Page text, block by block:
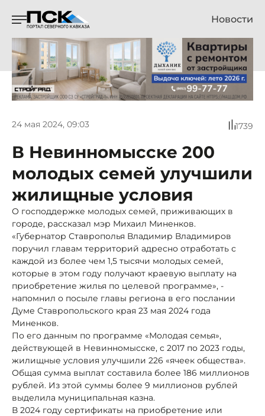
Новости
24 мая 2024, 09:03 1739
В Невинномысске 200
молодых семей улучшили
жилищные условия
О господдержке молодых семей, приживающих в
городе, рассказал мэр Михаил Миненков.
«Губернатор Ставрополья Владимир Владимиров
поручил главам территорий адресно отработать с
каждой из более чем 1,5 тысячи молодых семей,
которые в этом году получают краевую выплату на
приобретение жилья по целевой программе», -
напомнил о посыле главы региона в его послании
Думе Ставропольского края 23 мая 2024 года
Миненков.
По его данным по программе «Молодая семья»,
действующей в Невинномысске, с 2017 по 2023 годы,
жилищные условия улучшили 226 «ячеек общества».
Общая сумма выплат составила более 186 миллионов
рублей. Из этой суммы более 9 миллионов рублей
выделила муниципальная казна.
В 2024 году сертификаты на приобретение или